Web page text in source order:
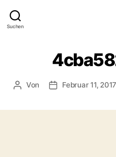
Suchen
Beitragsautor
Von Februar 11, 2017